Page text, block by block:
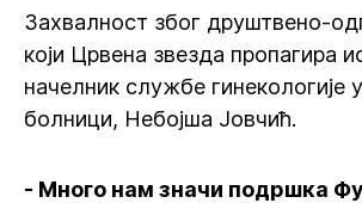
Захвалност због друштвено-
који Црвена звезда пропагира
начелник службе гинекологије
болници, Небојша Јовчић.
- Много нам значи подршка